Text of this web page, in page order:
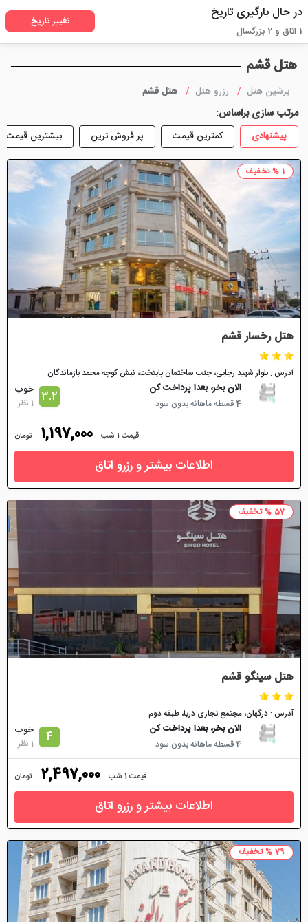
هتل قشم
پرشین هتل رزرو هتل هتل قشم
مرتب سازی براساس:
پیشنهادی کمترین قیمت پر فروش ترین بیشترین قیمت
1 % تخفیف
هتل رخسار قشم
آدرس : بلوار شهید رجایی، جنب ساختمان پایتخت، نبش کوچه محمد بازماندگان
الان بخر، بعدا پرداخت کن
4 قسطه ماهانه بدون سود 3.2 خوب
1 نظر
قیمت 1 شب 1,197,000 تومان
اطلاعات بیشتر و رزرو اتاق
57 % تخفیف
هتل سینگو قشم
آدرس : درگهان، مجتمع تجاری دریا، طبقه دوم
الان بخر، بعدا پرداخت کن
4 قسطه ماهانه بدون سود 4 خوب
1 نظر
قیمت 1 شب 2,497,000 تومان
اطلاعات بیشتر و رزرو اتاق
79 % تخفیف
در حال بارگیری تاریخ
1 اتاق و 2 بزرگسال
تغییر تاریخ